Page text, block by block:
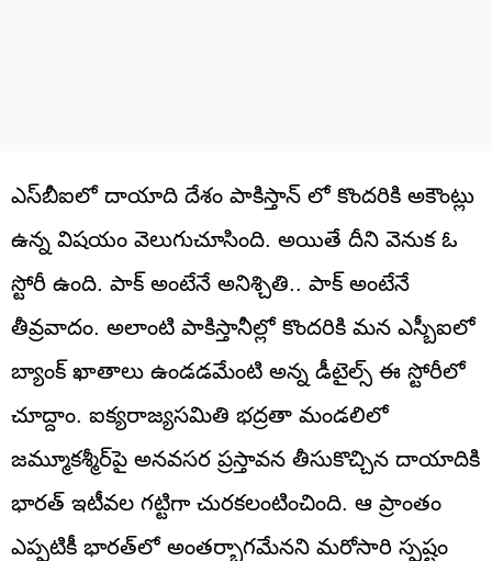
ఎస్‌బీఐలో దాయాది దేశం పాకిస్తాన్‌ లో కొందరికి అకౌంట్లు
ఉన్న విషయం వెలుగుచూసింది. అయితే దీని వెనుక ఓ
స్టోరీ ఉంది. పాక్ అంటేనే అనిశ్చితి.. పాక్ అంటేనే
తీవ్రవాదం. అలాంటి పాకిస్తానీల్లో కొందరికి మన ఎస్బీఐలో
బ్యాంక్ ఖాతాలు ఉండడమేంటి అన్న డీటైల్స్ ఈ స్టోరీలో
చూద్దాం. ఐక్యరాజ్యసమితి భద్రతా మండలిలో
జమ్మూకశ్మీర్​పై అనవసర ప్రస్తావన తీసుకొచ్చిన దాయాదికి
భారత్ ఇటీవల గట్టిగా చురకలంటించింది. ఆ ప్రాంతం
ఎప్పటికీ భారత్‌లో అంతర్భాగమేనని మరోసారి స్పష్టం